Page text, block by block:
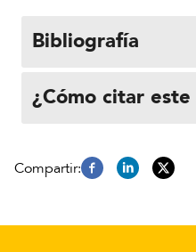
Bibliografía
¿Cómo citar